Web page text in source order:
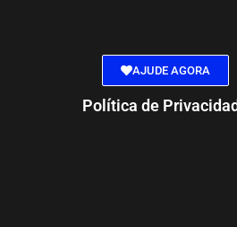
AJUDE AGORA
Política de